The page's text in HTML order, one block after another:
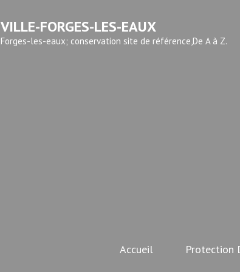
VILLE-FORGES-LES-EAUX
Forges-les-eaux; conservation site de référence,De A à Z.
Accueil Protection